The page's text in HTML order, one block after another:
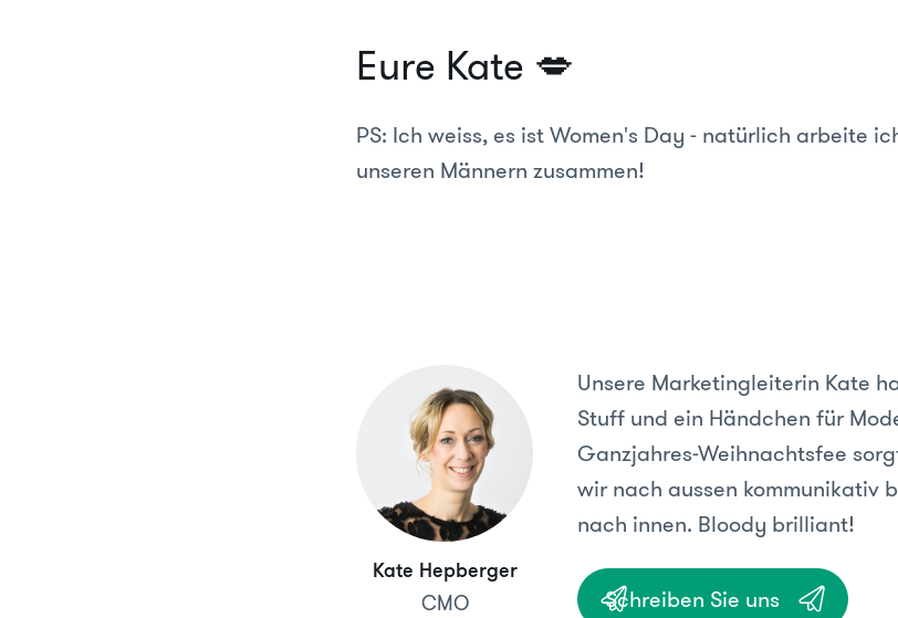
Eure Kate 💋
PS: Ich weiss, es ist Women's Day - natürlich arbeite
unseren Männern zusammen!
Kate Hepberger
CMO
Unsere Marketingleiterin Kate
Stuff und ein Händchen für
Ganzjahres-Weihnachtsfee
wir nach aussen kommunikativ
nach innen. Bloody brilliant!
Schreiben Sie uns